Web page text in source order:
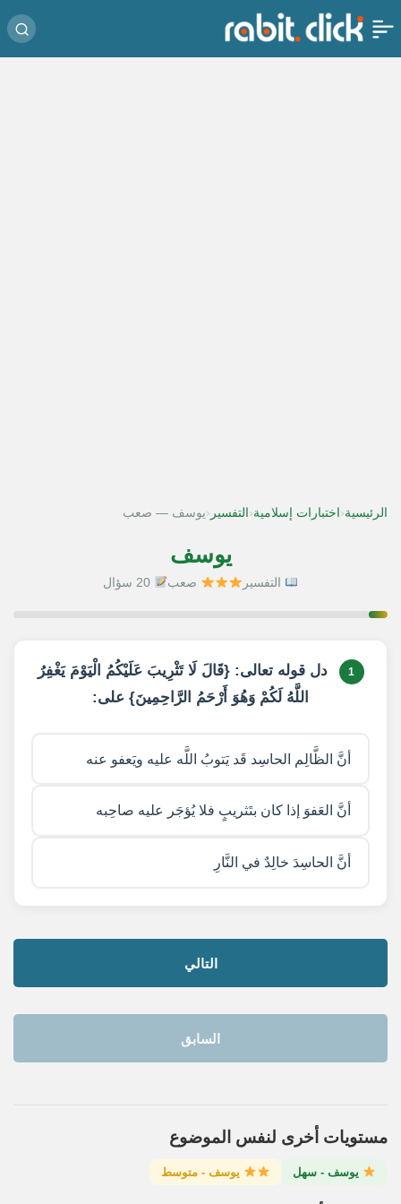
الرئيسية‹ اختبارات إسلامية‹ التفسير ‹يوسف — صعب
يوسف
التفسير صعب 20 سؤال
1
دل قوله تعالى: {قَالَ لَا تَثْرِيبَ عَلَيْكُمُ الْيَوْمَ يَغْفِرُ
اللَّهُ لَكُمْ وَهُوَ أَرْحَمُ الرَّاحِمِينَ} على:
أنَّ الظَّالِم الحاسِد قَد يَتوبُ اللَّه عليه ويَعفو عنه
أنَّ العَفوَ إذا كان بتَثريبٍ فلا يُؤجَر عليه صاحِبه
أنَّ الحاسِدَ خالِدٌ في النَّارِ
السابق
التالي
مستويات أخرى لنفس الموضوع
يوسف - سهل يوسف - متوسط